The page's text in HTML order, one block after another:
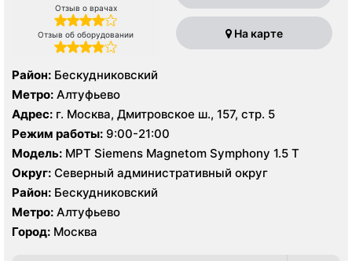
Отзыв о врачах
Отзыв об оборудовании На карте
Район: Бескудниковский
Метро: Алтуфьево
Адрес: г. Москва, Дмитровское ш., 157, стр. 5
Режим работы: 9:00-21:00
Модель:
МРТ Siemens Magnetom Symphony 1.5 Т
Округ: Северный административный округ
Район: Бескудниковский
Метро: Алтуфьево
Город: Москва